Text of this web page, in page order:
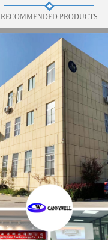
RECOMMENDED PRODUCTS